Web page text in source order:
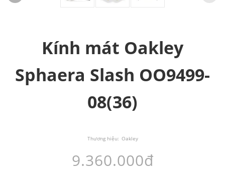
Kính mát Oakley
Sphaera Slash OO9499-
08(36)
Thương hiệu: Oakley
9.360.000đ